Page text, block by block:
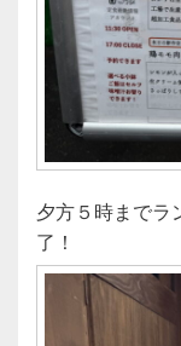
夕方５時までラ
了！